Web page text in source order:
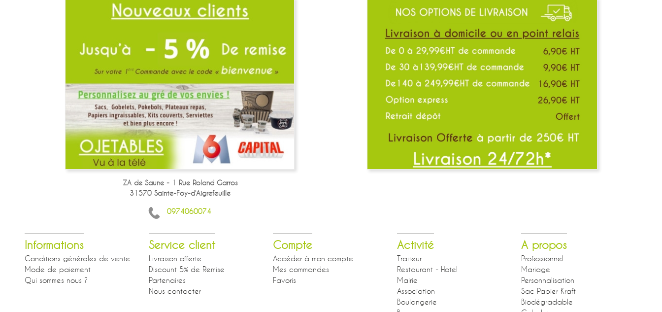
ZA de Saune - 1 Rue Roland Garros
31570 Sainte-Foy-d'Aigrefeuille
0974060074
Informations
Conditions générales de vente
Mode de paiement
Qui sommes nous ?
Service client
Livraison offerte
Discount 5% de Remise
Partenaires
Nous contacter
Compte
Accéder à mon compte
Mes commandes
Favoris
Activité
Traiteur
Restaurant - Hotel
Mairie
Association
Boulangerie
A propos
Professionnel
Mariage
Personnalisation
Sac Papier Kraft
Biodégradable